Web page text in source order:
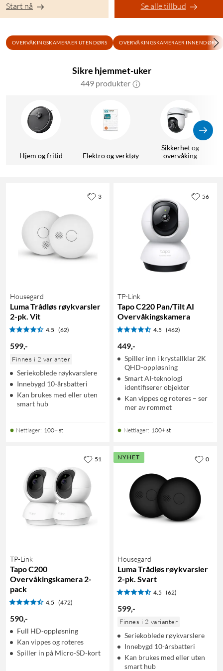
Start nå Se alle tillbud
OVERVÅKINGSKAMERAER UTENDØRS OVERVÅKINGSKAMERAER INNENDØRS
Sikre hjemmet-uker
449 produkter
Hjem og fritid Elektro og verktøy
Sikkerhet og
overvåking
Housegard
Luma Trådløs røykvarsler
2-pk. Vit
4.5 (62)
599,-
Finnes i 2 varianter
Seriekoblede røykvarslere
Innebygd 10-årsbatteri
Kan brukes med eller uten
smart hub
Nettlager: 100+ st
3
TP-Link
Tapo C220 Pan/Tilt AI
Overvåkingskamera
4.5 (462)
449,-
Spiller inn i krystallklar 2K
QHD-oppløsning
Smart AI-teknologi
identifiserer objekter
Kan vippes og roteres – ser
mer av rommet
Nettlager: 100+ st
56
TP-Link
Tapo C200
Overvåkingskamera 2-
pack
4.5 (472)
590,-
Full HD-oppløsning
Kan vippes og roteres
Spiller in på Micro-SD-kort
51 NYHET
Housegard
Luma Trådløs røykvarsler
2-pk. Svart
4.5 (62)
599,-
Finnes i 2 varianter
Seriekoblede røykvarslere
Innebygd 10-årsbatteri
Kan brukes med eller uten
smart hub
0